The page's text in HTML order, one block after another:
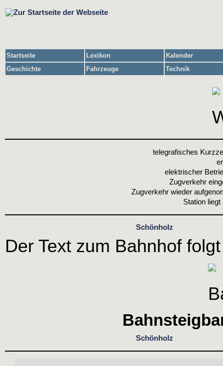
Startseite Lexikon
Kalender
Geschichte
Fahrzeuge Technik
telegrafisches
elektrischer
Zugverkehr
Zugverkehr wieder
Station liegt
Schönholz
Der Text zum Bahnhof
Schönholz